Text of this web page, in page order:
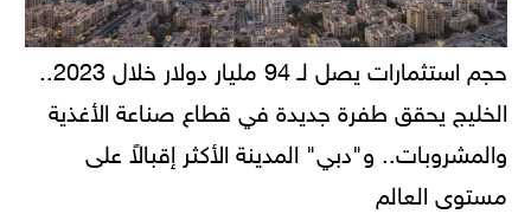
حجم استثمارات يصل لـ 94 مليار دولار خلال 2023..
الخليج يحقق طفرة جديدة في قطاع صناعة الأغذية
والمشروبات.. و"دبي" المدينة الأكثر إقبالاً على
مستوى العالم